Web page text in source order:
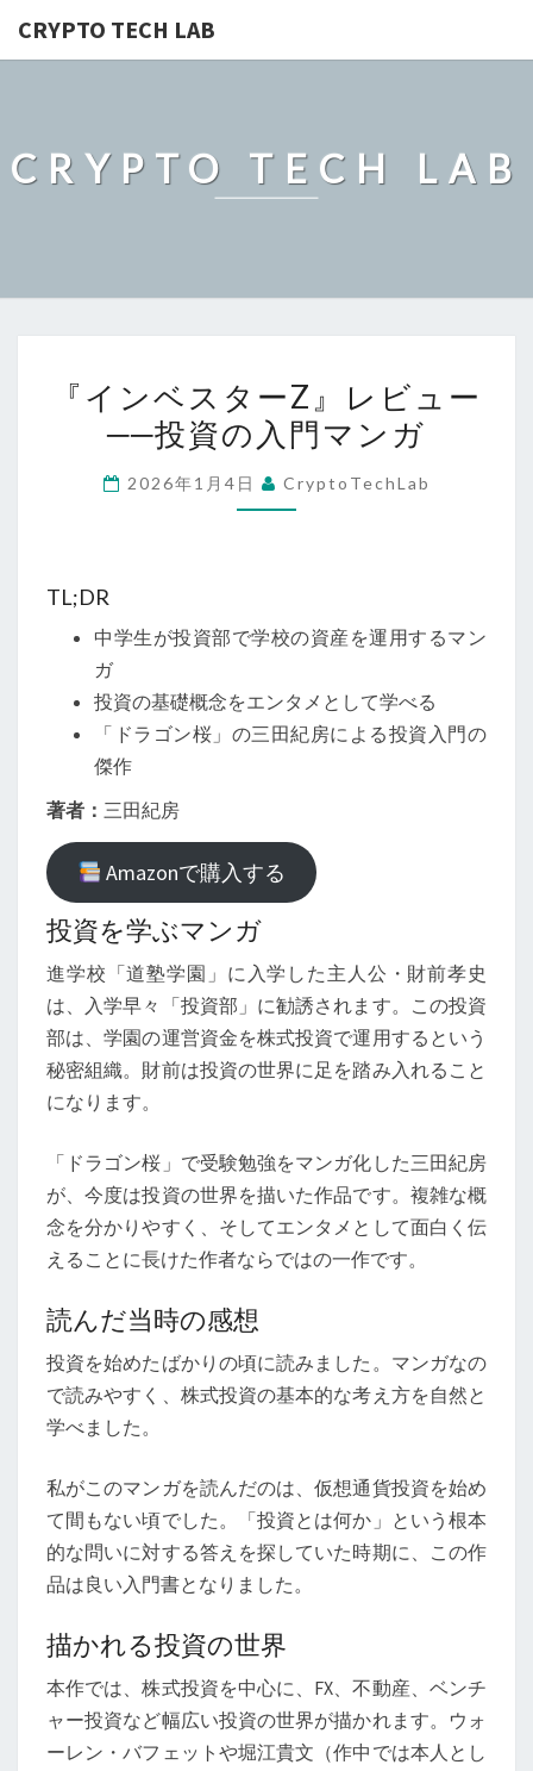
CRYPTO TECH LAB
CRYPTO TECH LAB
ン
ベ
タ
ビ
ー
──
門
ガ
『インベスターZ』レビュー
──投資の入門マンガ
2026年1月4日 CryptoTechLab
TL;DR
中学生が投資部で学校の資産を運用するマン
ガ
投資の基礎概念をエンタメとして学べる
「ドラゴン桜」の三田紀房による投資入門の
傑作
著者： 三田紀房
Amazonで購入する
投資を学ぶマンガ
進学校「道塾学園」に入学した主人公・財前孝史
は、入学早々「投資部」に勧誘されます。この投資
部は、学園の運営資金を株式投資で運用するという
秘密組織。財前は投資の世界に足を踏み入れること
になります。
「ドラゴン桜」で受験勉強をマンガ化した三田紀房
が、今度は投資の世界を描いた作品です。複雑な概
念を分かりやすく、そしてエンタメとして面白く伝
えることに長けた作者ならではの一作です。
読んだ当時の感想
投資を始めたばかりの頃に読みました。マンガなの
で読みやすく、株式投資の基本的な考え方を自然と
学べました。
私がこのマンガを読んだのは、仮想通貨投資を始め
て間もない頃でした。「投資とは何か」という根本
的な問いに対する答えを探していた時期に、この作
品は良い入門書となりました。
描かれる投資の世界
本作では、株式投資を中心に、FX、不動産、ベンチ
ャー投資など幅広い投資の世界が描かれます。ウォ
ーレン・バフェットや堀江貴文（作中では本人とし